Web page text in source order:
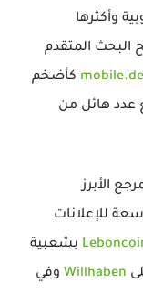
وأكثرها
البحث المتقدم
mobile.de كأضخم
عدد هائل من
الأبرز
للإعلانات
بشعبية
Willhaben وفي